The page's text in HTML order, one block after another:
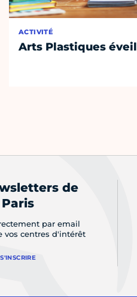
ACTIVITÉ
Arts Plastiques éveil
de
Paris
par email
vos centres d'intérêt
S'INSCRIRE